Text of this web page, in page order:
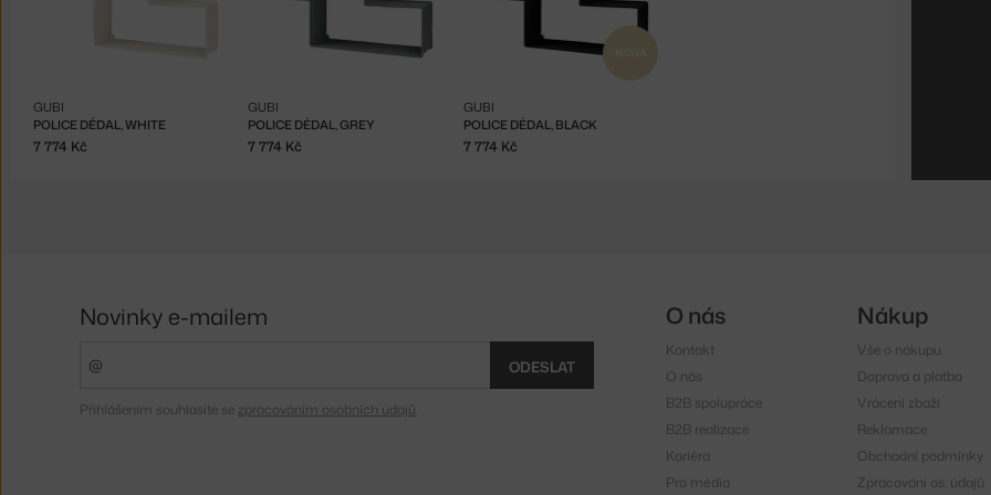
POLICE DÉDAL, WHITE
GUBI
7 774 Kč
POLICE DÉDAL, GREY
GUBI
7 774 Kč
IKONA
POLICE DÉDAL, BLACK
GUBI
7 774 Kč
Novinky e-mailem
ODESLAT
Přihlášením souhlasíte se zpracováním osobních údajů
O nás
Kontakt
O nás
B2B spolupráce
B2B realizace
Kariéra
Pro média
Nákup
Vše o nákupu
Doprava a platba
Vrácení zboží
Reklamace
Obchodní podmínky
Zpracování os. údajů